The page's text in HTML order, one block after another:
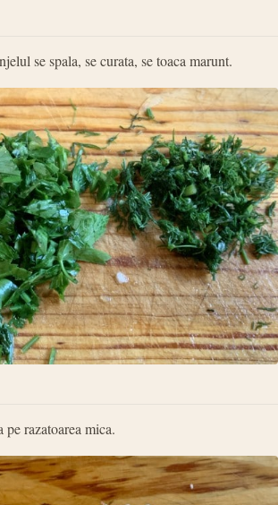
se spala, se curata, se toaca marunt.
pe razatoarea mica.